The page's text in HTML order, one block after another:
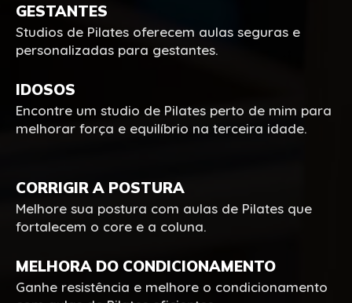
GESTANTES
Studios de Pilates oferecem aulas seguras e
personalizadas para gestantes.
IDOSOS
Encontre um studio de Pilates perto de mim para
melhorar força e equilíbrio na terceira idade.
CORRIGIR A POSTURA
Melhore sua postura com aulas de Pilates que
fortalecem o core e a coluna.
MELHORA DO CONDICIONAMENTO
Ganhe resistência e melhore o condicionamento